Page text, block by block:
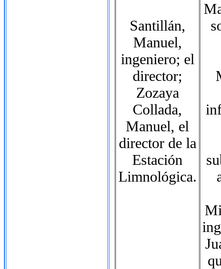
Santillán,
Manuel,
ingeniero; el
director;
Zozaya
Collada,
Manuel, el
director de la
Estación
Limnológica.